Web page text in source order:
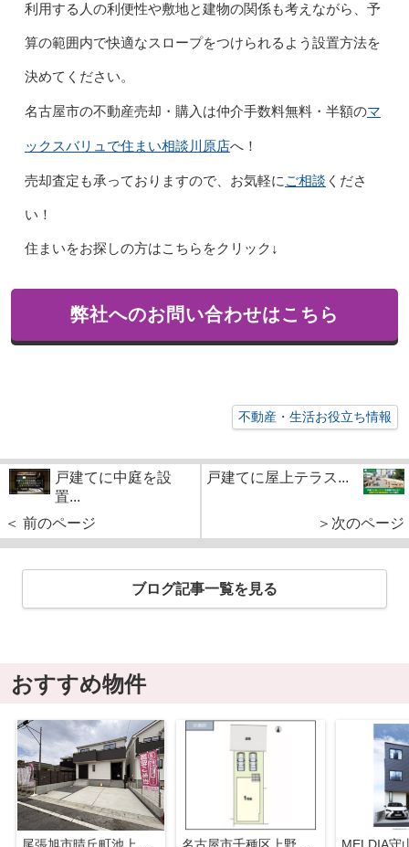
利用する人の利便性や敷地と建物の関係も考えながら、予
算の範囲内で快適なスロープをつけられるよう設置方法を
決めてください。
名古屋市の不動産売却・購入は仲介手数料無料・半額のマ
ックスバリュで住まい相談川原店へ！
売却査定も承っておりますので、お気軽に ご相談 くださ
い！
住まいをお探しの方はこちらをクリック↓
弊社へのお問い合わせはこちら
不動産・生活お役立ち情報
戸建てに中庭を設
置...
＜ 前のページ
戸建てに屋上テラス...
＞次のページ
ブログ記事一覧を見る
おすすめ物件